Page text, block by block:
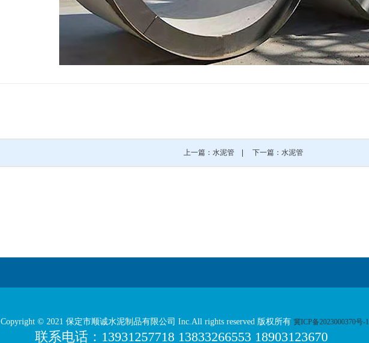
上一篇：水泥管 下一篇：水泥管
Copyright © 2021 保定市顺诚水泥制品有限公司 Inc.All rights reserved 版权所有 冀ICP备2023000370号-1
联系电话：13931257718 13833266553 18903123670